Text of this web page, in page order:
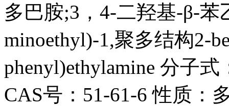
多巴胺;3，4-二羟基-β-苯
minoethyl)-1,聚多结构2-
phenyl)ethylamine 分子
CAS号：51-61-6 性质：